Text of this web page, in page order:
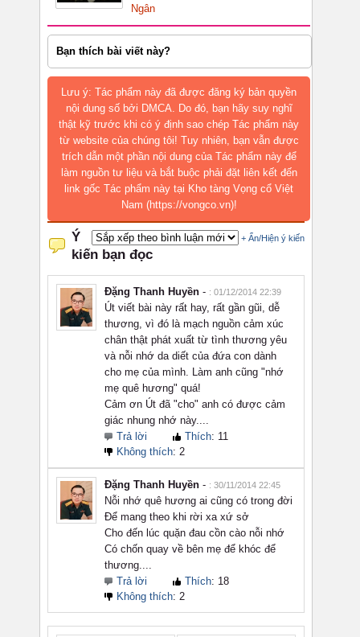
Ngân
Bạn thích bài viết này?
Lưu ý: Tác phẩm này đã được đăng ký bản quyền
nội dung số bởi DMCA. Do đó, bạn hãy suy nghĩ
thật kỹ trước khi có ý định sao chép Tác phẩm này
từ website của chúng tôi! Tuy nhiên, bạn vẫn được
trích dẫn một phần nội dung của Tác phẩm này để
làm nguồn tư liệu và bắt buộc phải đặt liên kết đến
link gốc Tác phẩm này tại Kho tàng Vọng cổ Việt
Nam (https://vongco.vn)!